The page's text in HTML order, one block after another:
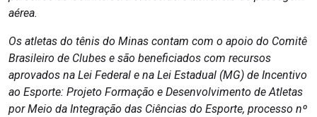
aérea.
Os atletas do tênis do Minas contam com o apoio do Comitê
Brasileiro de Clubes e são beneficiados com recursos
aprovados na Lei Federal e na Lei Estadual (MG) de Incentivo
ao Esporte: Projeto Formação e Desenvolvimento de Atletas
por Meio da Integração das Ciências do Esporte, processo nº